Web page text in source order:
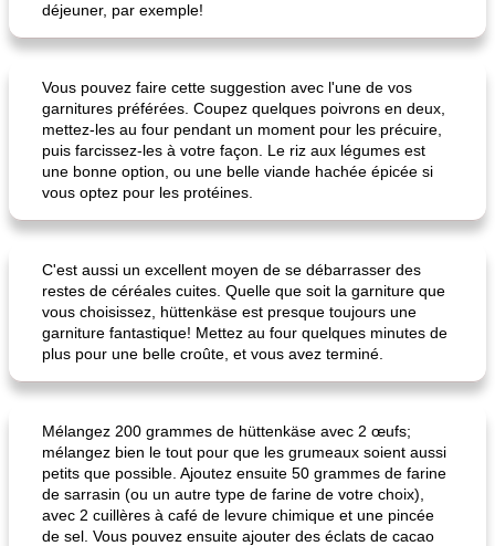
déjeuner, par exemple!
Vous pouvez faire cette suggestion avec l'une de vos
garnitures préférées. Coupez quelques poivrons en deux,
mettez-les au four pendant un moment pour les précuire,
puis farcissez-les à votre façon. Le riz aux légumes est
une bonne option, ou une belle viande hachée épicée si
vous optez pour les protéines.
C'est aussi un excellent moyen de se débarrasser des
restes de céréales cuites. Quelle que soit la garniture que
vous choisissez, hüttenkäse est presque toujours une
garniture fantastique! Mettez au four quelques minutes de
plus pour une belle croûte, et vous avez terminé.
Mélangez 200 grammes de hüttenkäse avec 2 œufs;
mélangez bien le tout pour que les grumeaux soient aussi
petits que possible. Ajoutez ensuite 50 grammes de farine
de sarrasin (ou un autre type de farine de votre choix),
avec 2 cuillères à café de levure chimique et une pincée
de sel. Vous pouvez ensuite ajouter des éclats de cacao